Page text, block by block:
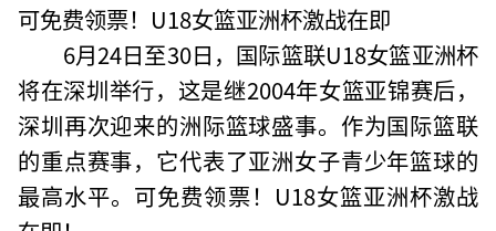
可免费领票！U18女篮亚洲杯激战在即
6月24日至30日，国际篮联U18女篮亚洲杯
将在深圳举行，这是继2004年女篮亚锦赛后，
深圳再次迎来的洲际篮球盛事。作为国际篮联
的重点赛事，它代表了亚洲女子青少年篮球的
最高水平。可免费领票！U18女篮亚洲杯激战